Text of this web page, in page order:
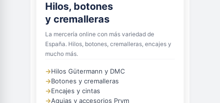
Hilos, botones
y cremalleras
La mercería online con más variedad de
España. Hilos, botones, cremalleras, encajes y
mucho más.
→Hilos Gütermann y DMC
→Botones y cremalleras
→Encajes y cintas
→Agujas y accesorios Prym